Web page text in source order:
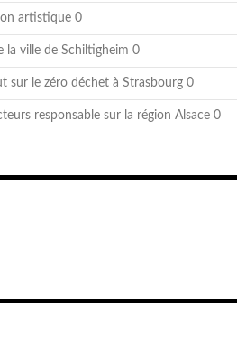
artistique 0
la ville de Schiltigheim 0
sur le zéro déchet à Strasbourg 0
responsable sur la région Alsace 0